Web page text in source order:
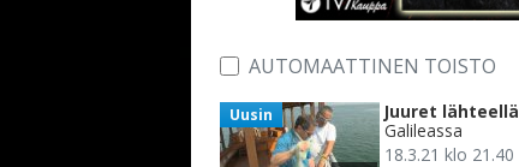
AUTOMAATTINEN TOISTO
Uusin Juuret lähteellä
Galileassa
18.3.21 klo 21.40